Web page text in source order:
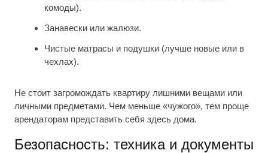
комоды).
Занавески или жалюзи.
Чистые матрасы и подушки (лучше новые или в
чехлах).
Не стоит загромождать квартиру лишними вещами или
личными предметами. Чем меньше «чужого», тем проще
арендаторам представить себя здесь дома.
Безопасность: техника и документы